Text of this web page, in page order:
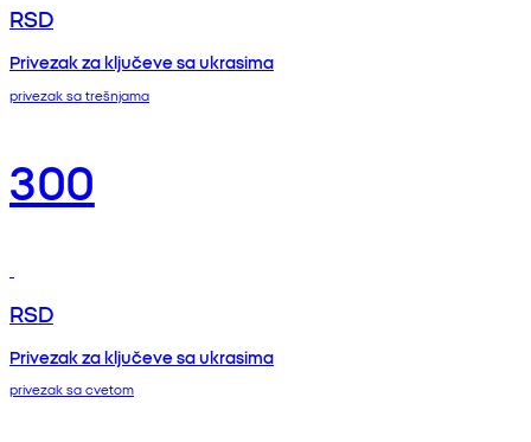
RSD
Privezak za ključeve sa ukrasima
privezak sa trešnjama
300
RSD
Privezak za ključeve sa ukrasima
privezak sa cvetom